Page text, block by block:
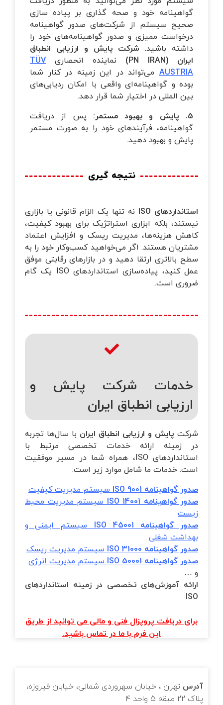
گواهینامه خود و صحه گذاری بر پیاده سازی
صحیح سیستم از شرکت‌های صدور گواهینامه
درخواست ممیزی و صدور گواهینامه‌های خود را
داشته باشید. شرکت پایش و ارزیابی انطباق
ایران (PN IRAN
) نماینده انحصاری TÜV
AUSTRIA می‌تواند در این زمینه در کنار شما
بوده و گواهینامه‌ای واقعی با امکان ردیابی‌های
بین المللی در اختیار شما قرار دهد.
5. پایش و بهبود مستمر:
پس از دریافت
گواهینامه، فرآیندهای خود را به صورت مستمر
پایش و بهبود دهید.
نتیجه گیری
استانداردهای ISO
نه تنها یک الزام قانونی یا بازاری
نیستند، بلکه ابزاری استراتژیک برای بهبود کیفیت،
کاهش هزینه‌ها، مدیریت ریسک و افزایش اعتماد
مشتریان هستند. اگر می‌خواهید کسب‌وکار خود را به
سطح بالاتری ارتقا دهید و در بازارهای رقابتی موفق
عمل کنید، پیاده‌سازی استانداردهای ISO یک گام
ضروری است.
خدمات شرکت پایش و
ارزیابی انطباق ایران
شرکت پایش و ارزیابی انطباق ایران با سال‌ها تجربه
در زمینه ارائه خدمات تخصصی مرتبط با
استانداردهای ISO، همراه شما در مسیر موفقیت
است. خدمات ما شامل موارد زیر است:
صدور گواهینامهISO 9001
سیستم مدیریت کیفیت
صدور گواهینامهISO 14001
سیستم مدیریت محیط
زیست
صدور گواهینامهISO 45001
سیستم ایمنی و
بهداشت شغلی
صدور گواهینامهISO 31000
سیستم مدیریت ریسک
صدور گواهینامهISO 50001
سیستم مدیریت انرژی
و …
ارائه آموزش‌های تخصصی در زمینه استانداردهای
ISO
برای دریافت پروپزال فنی و مالی می توانید از طریق
این فرم با ما در تماس باشید.
آدرس تهران ، خیابان سهروردی شمالی، خیابان فیروزه،
پلاک 22 طبقه 5 واحد 4